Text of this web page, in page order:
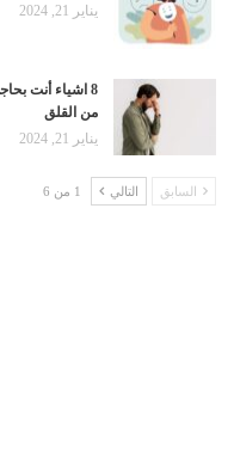
يناير 21, 2024
8 اشياء أنت
من القلق
يناير 21, 2024
السابق التالي 1 من 6